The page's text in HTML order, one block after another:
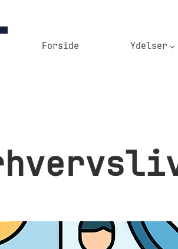
Forside Ydelser